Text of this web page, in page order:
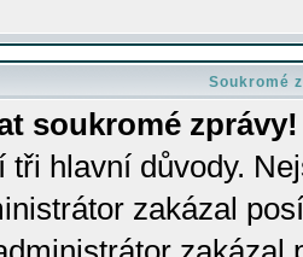
Soukromé
soukromé zprávy!
tři hlavní důvody.
zakázal